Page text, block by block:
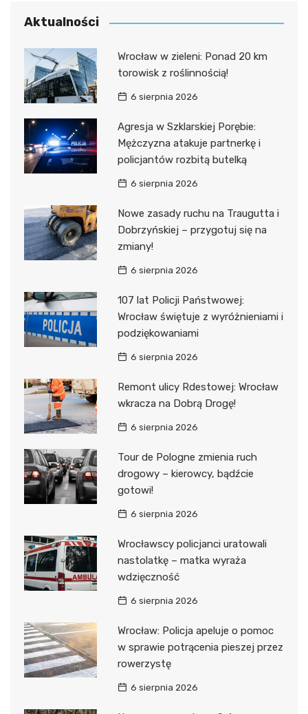
Aktualności
Wrocław w zieleni: Ponad 20 km
torowisk z roślinnością!
6 sierpnia 2026
Agresja w Szklarskiej Porębie:
Mężczyzna atakuje partnerkę i
policjantów rozbitą butelką
6 sierpnia 2026
Nowe zasady ruchu na Traugutta i
Dobrzyńskiej – przygotuj się na
zmiany!
6 sierpnia 2026
107 lat Policji Państwowej:
Wrocław świętuje z wyróżnieniami i
podziękowaniami
6 sierpnia 2026
Remont ulicy Rdestowej: Wrocław
wkracza na Dobrą Drogę!
6 sierpnia 2026
Tour de Pologne zmienia ruch
drogowy – kierowcy, bądźcie
gotowi!
6 sierpnia 2026
Wrocławscy policjanci uratowali
nastolatkę – matka wyraża
wdzięczność
6 sierpnia 2026
Wrocław: Policja apeluje o pomoc
w sprawie potrącenia pieszej przez
rowerzystę
6 sierpnia 2026